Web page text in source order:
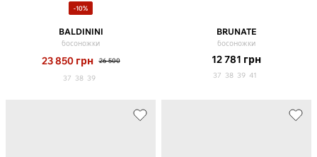
-10%
BALDININI
босоножки
23 850 грн 26 500
37 38 39
BRUNATE
босоножки
12 781 грн
37 38 39 41